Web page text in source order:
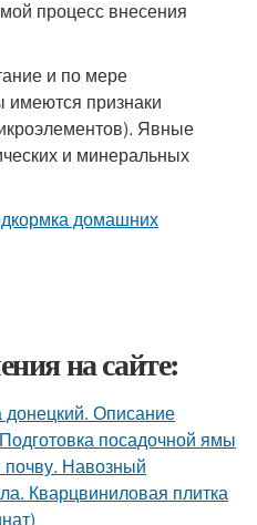
процесс внесения
и по мере
имеются признаки
Явные
и минеральных
на сайте:
Описание
посадочной ямы
почву. Навозный
Кварцвиниловая плитка